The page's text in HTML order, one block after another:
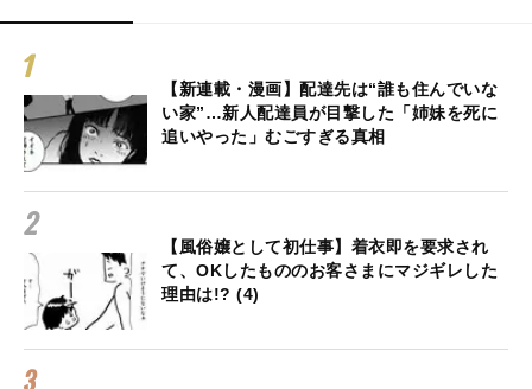
【新連載・漫画】配達先は“誰も住んでいな
い家”…新人配達員が目撃した「姉妹を死に
追いやった」むごすぎる真相
【風俗嬢として初仕事】着衣即を要求され
て、OKしたもののお客さまにマジギレした
理由は!? (4)